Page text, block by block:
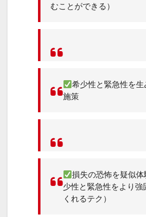
むことができる）
希少性と緊急性を生
施策
損失の恐怖を疑似
少性と緊急性をより強
くれるテク）